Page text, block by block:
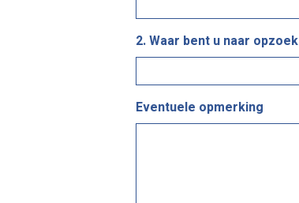
2. Waar bent u naar opzoek
Eventuele opmerking